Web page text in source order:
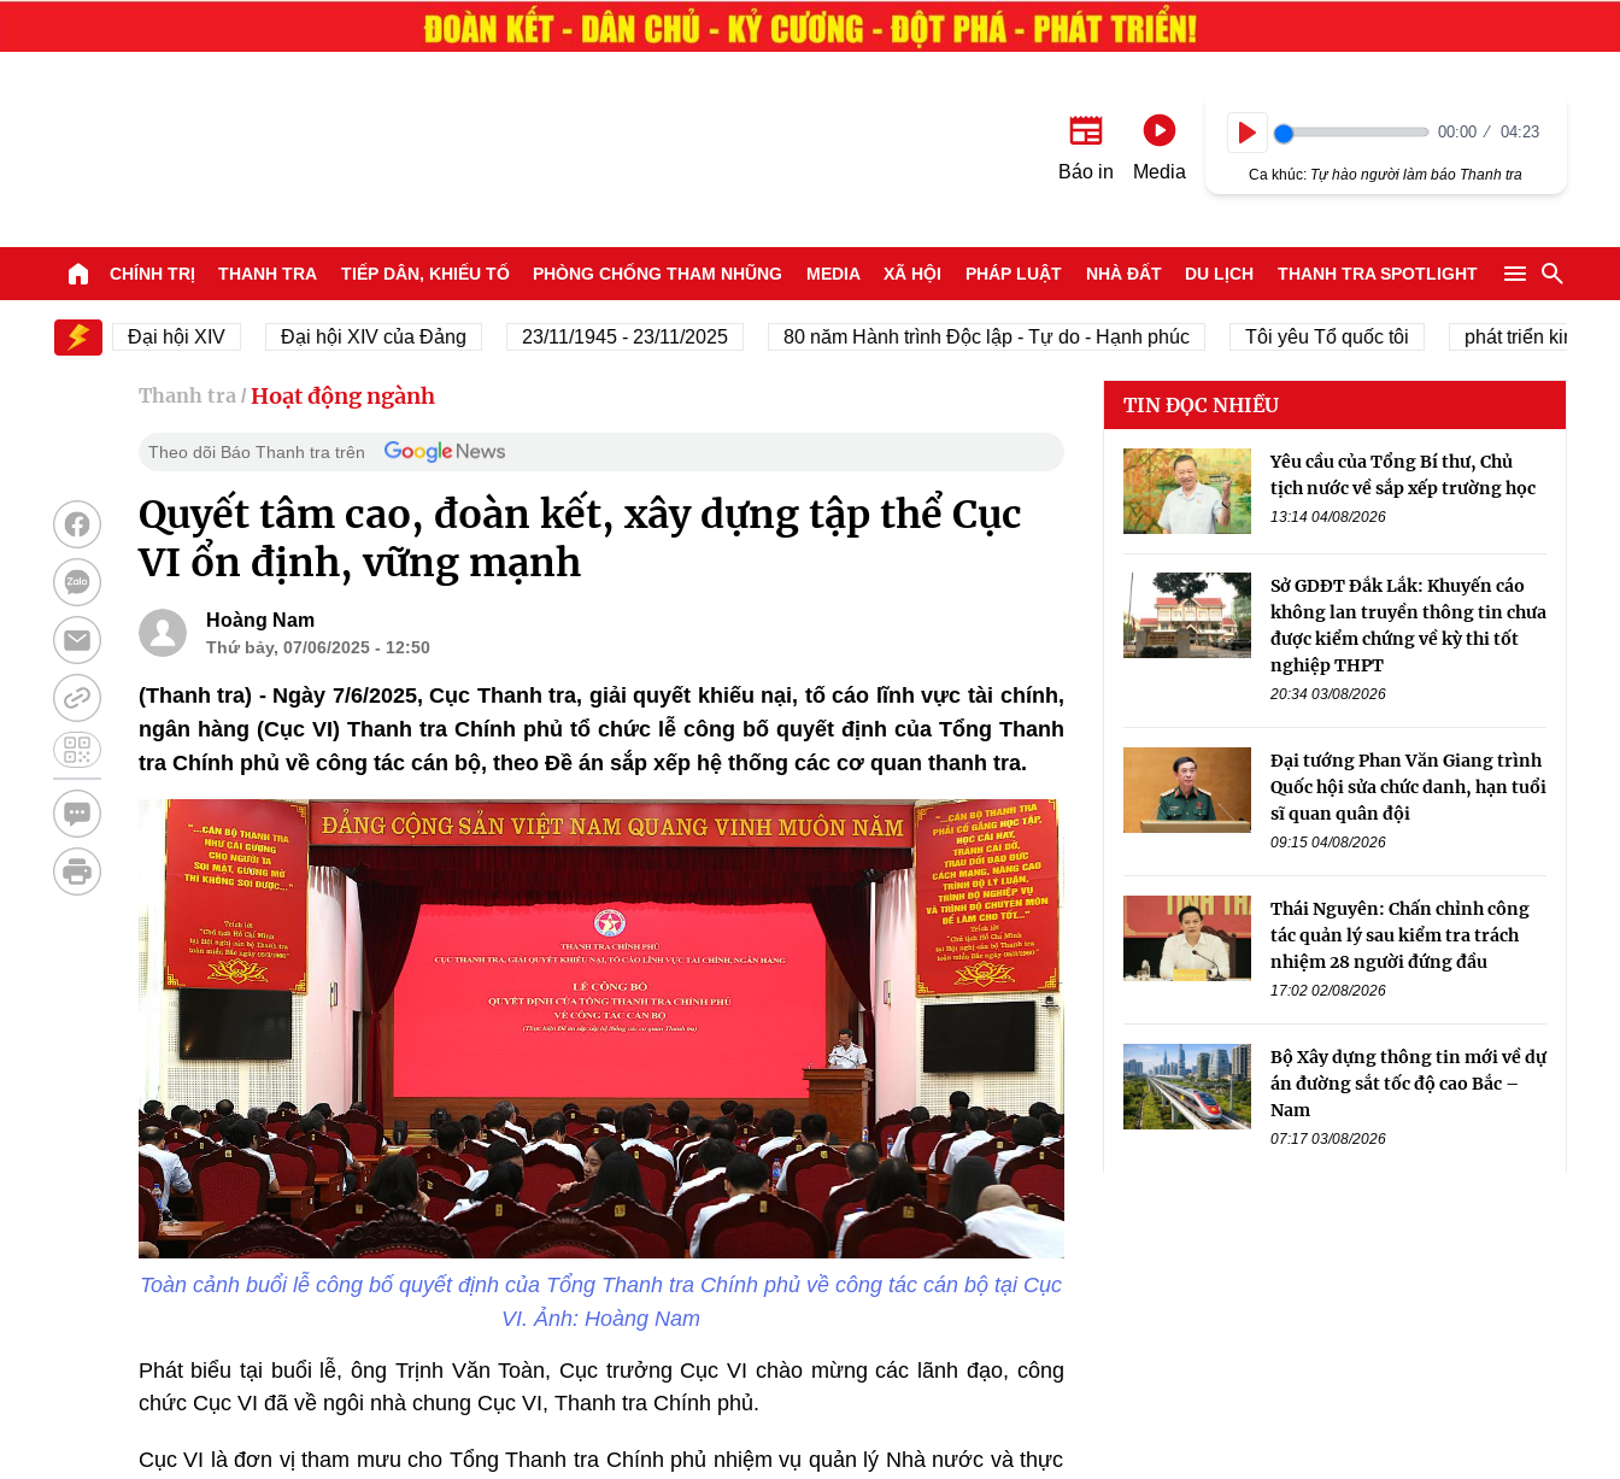
Báo in Media
00:00 04:23
Ca khúc: Tự hào người làm báo Thanh tra
CHÍNH TRỊ THANH TRA TIẾP DÂN, KHIẾU TỐ PHÒNG CHỐNG THAM NHŨNG MEDIA XÃ HỘI PHÁP LUẬT NHÀ ĐẤT DU LỊCH THANH TRA SPOTLIGHT
Đại hội XIV Đại hội XIV của Đảng 23/11/1945 - 23/11/2025 80 năm Hành trình Độc lập - Tự do - Hạnh phúc Tôi yêu Tổ quốc tôi phát triển kinh tế tư nhân
Thanh tra / Hoạt động ngành
Theo dõi Báo Thanh tra trên
Quyết tâm cao, đoàn kết, xây dựng tập thể Cục
VI ổn định, vững mạnh
Hoàng Nam
Thứ bảy, 07/06/2025 - 12:50
(Thanh tra) - Ngày 7/6/2025, Cục Thanh tra, giải quyết khiếu nại, tố cáo lĩnh vực tài chính,
ngân hàng (Cục VI) Thanh tra Chính phủ tổ chức lễ công bố quyết định của Tổng Thanh
tra Chính phủ về công tác cán bộ, theo Đề án sắp xếp hệ thống các cơ quan thanh tra.
Toàn cảnh buổi lễ công bố quyết định của Tổng Thanh tra Chính phủ về công tác cán bộ tại Cục
VI. Ảnh: Hoàng Nam
Phát biểu tại buổi lễ, ông Trịnh Văn Toàn, Cục trưởng Cục VI chào mừng các lãnh đạo, công
chức Cục VI đã về ngôi nhà chung Cục VI, Thanh tra Chính phủ.
Cục VI là đơn vị tham mưu cho Tổng Thanh tra Chính phủ nhiệm vụ quản lý Nhà nước và thực
TIN ĐỌC NHIỀU
Yêu cầu của Tổng Bí thư, Chủ
tịch nước về sắp xếp trường học
13:14 04/08/2026
Sở GDĐT Đắk Lắk: Khuyến cáo
không lan truyền thông tin chưa
được kiểm chứng về kỳ thi tốt
nghiệp THPT
20:34 03/08/2026
Đại tướng Phan Văn Giang trình
Quốc hội sửa chức danh, hạn tuổi
sĩ quan quân đội
09:15 04/08/2026
Thái Nguyên: Chấn chỉnh công
tác quản lý sau kiểm tra trách
nhiệm 28 người đứng đầu
17:02 02/08/2026
Bộ Xây dựng thông tin mới về dự
án đường sắt tốc độ cao Bắc –
Nam
07:17 03/08/2026